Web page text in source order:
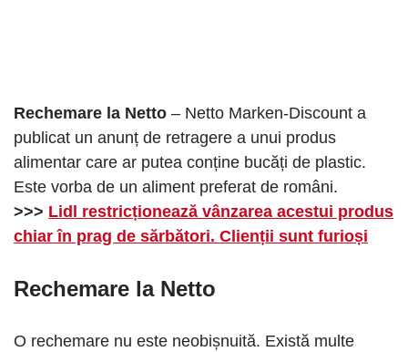
Rechemare la Netto – Netto Marken-Discount a
publicat un anunț de retragere a unui produs
alimentar care ar putea conține bucăți de plastic.
Este vorba de un aliment preferat de români.
>>> Lidl restricționează vânzarea acestui produs
chiar în prag de sărbători. Clienții sunt furioși
Rechemare la Netto
O rechemare nu este neobișnuită. Există multe